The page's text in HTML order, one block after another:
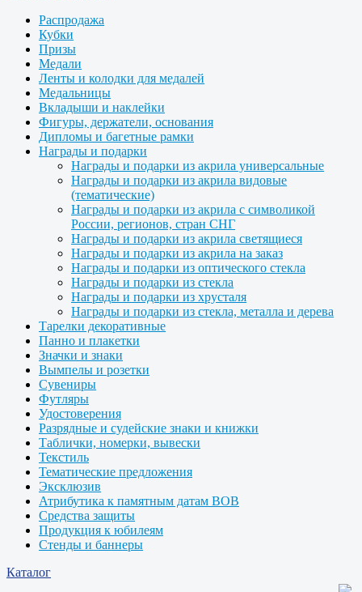
Распродажа
Кубки
Призы
Медали
Ленты и колодки для медалей
Медальницы
Вкладыши и наклейки
Фигуры, держатели, основания
Дипломы и багетные рамки
Награды и подарки
Награды и подарки из акрила универсальные
Награды и подарки из акрила видовые
(тематические)
Награды и подарки из акрила с символикой
России, регионов, стран СНГ
Награды и подарки из акрила светящиеся
Награды и подарки из акрила на заказ
Награды и подарки из оптического стекла
Награды и подарки из стекла
Награды и подарки из хрусталя
Награды и подарки из стекла, металла и дерева
Тарелки декоративные
Панно и плакетки
Значки и знаки
Вымпелы и розетки
Сувениры
Футляры
Удостоверения
Разрядные и судейские знаки и книжки
Таблички, номерки, вывески
Текстиль
Тематические предложения
Эксклюзив
Атрибутика к памятным датам ВОВ
Средства защиты
Продукция к юбилеям
Стенды и баннеры
Каталог